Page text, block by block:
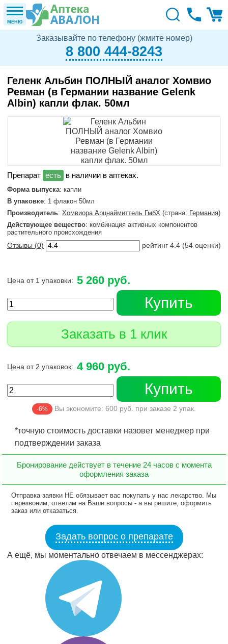
МЕНЮ
Заказывайте по телефону (жмите номер)
8 800 444-8243
Геленк Альбин ПОЛНЫЙ аналог Хомвио
Ревман (в Германии название Gelenk
Albin) капли флак. 50мл
в наличии в аптеках.
Форма выпуска: капли
В упаковке: 1 флакон 50мл
Производитель: Хомвиора Арцнаймиттель ГмбХ (страна: Германия)
Действующее вещество: комбинация активных компонентов
растительного происхождения
Отзывы (0) рейтинг 4.4 (54 оценки)
Цена от 1 упаковки: 5 260 руб.
Купить
Заказать в 1 клик
Цена от 2 упаковок: 4 960 руб.
Купить
-6% Вы экономите: 600 руб. при заказе 2 упак.
*точную стоимость доставки назовет менеджер при
подтверждении заказа
Бронирование действует в течение 24 часов с момента
оформления заказа
Отправка заявки НЕ обязывает вас покупать у нас лекарство. Мы
перезвоним, ответим на Ваши вопросы - а вы решите, оформить
заказ или отказаться.
Задать вопрос о препарате
А ещё, мы моментально отвечаем в мессенджерах: